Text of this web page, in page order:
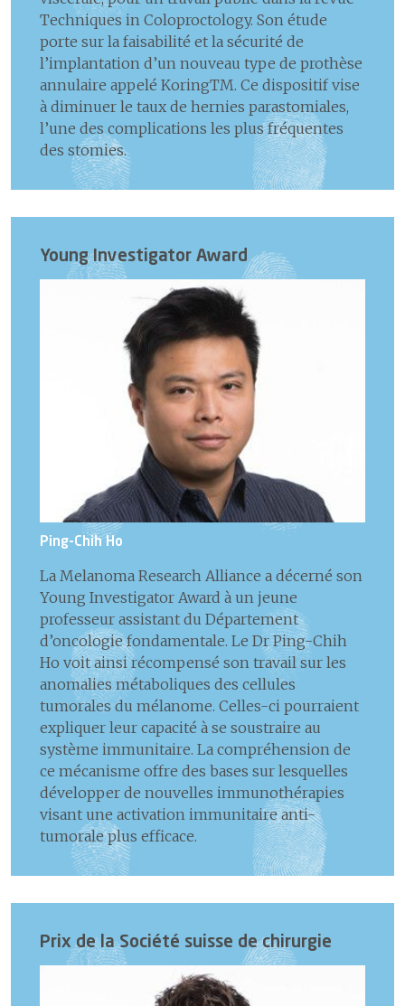
Techniques in Coloproctology. Son étude
porte sur la faisabilité et la sécurité de
l’implantation d’un nouveau type de prothèse
annulaire appelé KoringTM. Ce dispositif vise
à diminuer le taux de hernies parastomiales,
l’une des complications les plus fréquentes
des stomies.
Young Investigator Award
Ping-Chih Ho
La Melanoma Research Alliance a décerné son
Young Investigator Award à un jeune
professeur assistant du Département
d’oncologie fondamentale. Le Dr Ping-Chih
Ho voit ainsi récompensé son travail sur les
anomalies métaboliques des cellules
tumorales du mélanome. Celles-ci pourraient
expliquer leur capacité à se soustraire au
système immunitaire. La compréhension de
ce mécanisme offre des bases sur lesquelles
développer de nouvelles immunothérapies
visant une activation immunitaire anti-
tumorale plus efficace.
Prix de la Société suisse de chirurgie